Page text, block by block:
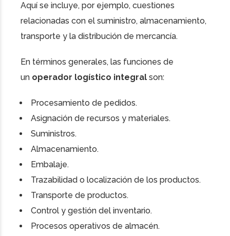
Aquí se incluye, por ejemplo, cuestiones
relacionadas con el suministro, almacenamiento,
transporte y la distribución de mercancía.
En términos generales, las funciones de
un operador logístico integral son:
Procesamiento de pedidos.
Asignación de recursos y materiales.
Suministros.
Almacenamiento.
Embalaje.
Trazabilidad o localización de los productos.
Transporte de productos.
Control y gestión del inventario.
Procesos operativos de almacén.